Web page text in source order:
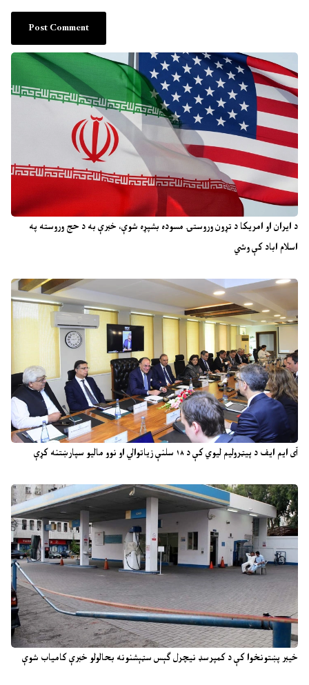
د ایران او امریکا د تړون وروستۍ مسوده بشپړه شوې، خبرې به د حج وروسته په
اسلام اباد کې وشي
آی ایم ایف د پیټرولیم لیوي کې د ۱۸ سلنې زیاتوالي او نوو مالیو سپارښتنه کړې
خیبر پښتونخوا کې د کمپرسډ نیچرل ګېس سټېشنونه بحالولو خبرې کامیاب شوې